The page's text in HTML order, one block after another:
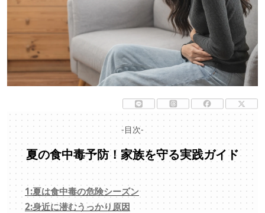
-目次-
夏の食中毒予防！家族を守る実践ガイド
1:夏は食中毒の危険シーズン
2:身近に潜むうっかり原因